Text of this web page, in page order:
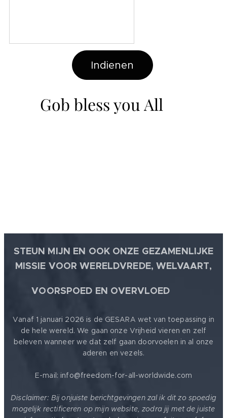
Indienen
Gob bless you All ❤️
STEUN MIJN EN OOK ONZE GEZAMENLIJKE
MISSIE VOOR WERELDVREDE, WELVAART,
VOORSPOED EN OVERVLOED
Vanaf 1 januari 2026 is de GESARA wet van toepassing in
de hele wereld. We gaan onze Vrijheid vieren en zelf
beleven wanneer we dat zelf gaan doorvoelen in al onze
aderen en vezels.
E-mail: info@freedom-for-all-worldwide.com
Disclaimer: Bij onjuiste berichtgevingen zal ik dit zo spoedig
mogelijk rectificeren op mijn website, zodra jij met de juiste